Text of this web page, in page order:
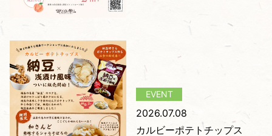
2026.07.08
カルビーポテトチップス